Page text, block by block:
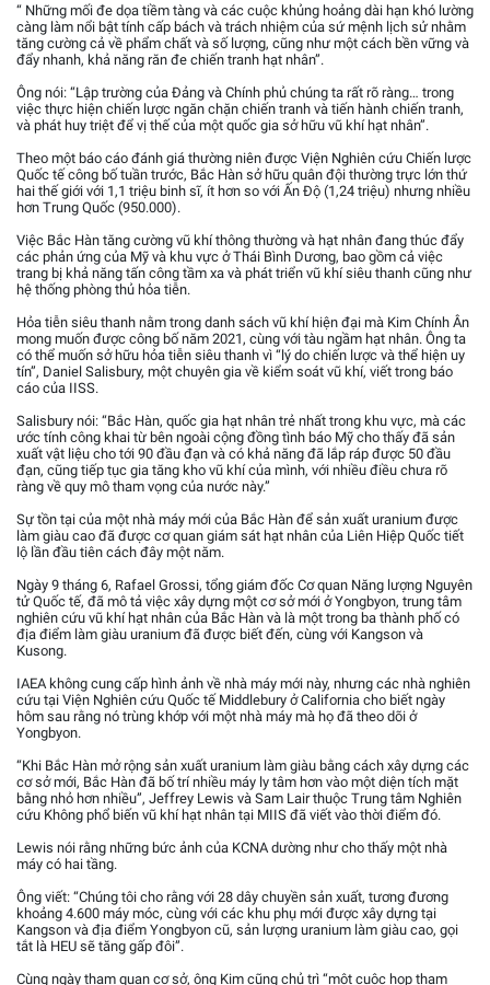
“ Những mối đe dọa tiềm tàng và các cuộc khủng hoảng dài hạn khó lường
càng làm nổi bật tính cấp bách và trách nhiệm của sứ mệnh lịch sử nhằm
tăng cường cả về phẩm chất và số lượng, cũng như một cách bền vững và
đẩy nhanh, khả năng răn đe chiến tranh hạt nhân”.
Ông nói: “Lập trường của Đảng và Chính phủ chúng ta rất rõ ràng… trong
việc thực hiện chiến lược ngăn chặn chiến tranh và tiến hành chiến tranh,
và phát huy triệt để vị thế của một quốc gia sở hữu vũ khí hạt nhân”.
Theo một báo cáo đánh giá thường niên được Viện Nghiên cứu Chiến lược
Quốc tế công bố tuần trước, Bắc Hàn sở hữu quân đội thường trực lớn thứ
hai thế giới với 1,1 triệu binh sĩ, ít hơn so với Ấn Độ (1,24 triệu) nhưng nhiều
hơn Trung Quốc (950.000).
Việc Bắc Hàn tăng cường vũ khí thông thường và hạt nhân đang thúc đẩy
các phản ứng của Mỹ và khu vực ở Thái Bình Dương, bao gồm cả việc
trang bị khả năng tấn công tầm xa và phát triển vũ khí siêu thanh cũng như
hệ thống phòng thủ hỏa tiễn.
Hỏa tiễn siêu thanh nằm trong danh sách vũ khí hiện đại mà Kim Chính Ân
mong muốn được công bố năm 2021, cùng với tàu ngầm hạt nhân. Ông ta
có thể muốn sở hữu hỏa tiễn siêu thanh vì “lý do chiến lược và thể hiện uy
tín”, Daniel Salisbury, một chuyên gia về kiểm soát vũ khí, viết trong báo
cáo của IISS.
Salisbury nói: “Bắc Hàn, quốc gia hạt nhân trẻ nhất trong khu vực, mà các
ước tính công khai từ bên ngoài cộng đồng tình báo Mỹ cho thấy đã sản
xuất vật liệu cho tới 90 đầu đạn và có khả năng đã lắp ráp được 50 đầu
đạn, cũng tiếp tục gia tăng kho vũ khí của mình, với nhiều điều chưa rõ
ràng về quy mô tham vọng của nước này.”
Sự tồn tại của một nhà máy mới của Bắc Hàn để sản xuất uranium được
làm giàu cao đã được cơ quan giám sát hạt nhân của Liên Hiệp Quốc tiết
lộ lần đầu tiên cách đây một năm.
Ngày 9 tháng 6, Rafael Grossi, tổng giám đốc Cơ quan Năng lượng Nguyên
tử Quốc tế, đã mô tả việc xây dựng một cơ sở mới ở Yongbyon, trung tâm
nghiên cứu vũ khí hạt nhân của Bắc Hàn và là một trong ba thành phố có
địa điểm làm giàu uranium đã được biết đến, cùng với Kangson và
Kusong.
IAEA không cung cấp hình ảnh về nhà máy mới này, nhưng các nhà nghiên
cứu tại Viện Nghiên cứu Quốc tế Middlebury ở California cho biết ngày
hôm sau rằng nó trùng khớp với một nhà máy mà họ đã theo dõi ở
Yongbyon.
“Khi Bắc Hàn mở rộng sản xuất uranium làm giàu bằng cách xây dựng các
cơ sở mới, Bắc Hàn đã bố trí nhiều máy ly tâm hơn vào một diện tích mặt
bằng nhỏ hơn nhiều”, Jeffrey Lewis và Sam Lair thuộc Trung tâm Nghiên
cứu Không phổ biến vũ khí hạt nhân tại MIIS đã viết vào thời điểm đó.
Lewis nói rằng những bức ảnh của KCNA dường như cho thấy một nhà
máy có hai tầng.
Ông viết: “Chúng tôi cho rằng với 28 dây chuyền sản xuất, tương đương
khoảng 4.600 máy móc, cùng với các khu phụ mới được xây dựng tại
Kangson và địa điểm Yongbyon cũ, sản lượng uranium làm giàu cao, gọi
tắt là HEU sẽ tăng gấp đôi”.
Cùng ngày tham quan cơ sở, ông Kim cũng chủ trì “một cuộc họp tham